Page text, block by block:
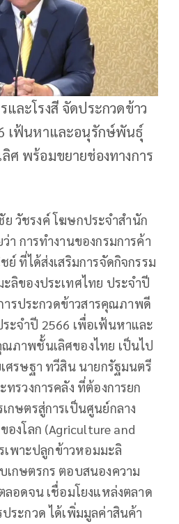
ละโรงสี จัดประกวดข้าว
เฟ้นหาและอนุรักษ์พันธุ์
ศ พร้อมขยายช่องทางการ
ย วัชรงค์ โฆษกประจำสำนัก
า การทำงานของกรมการค้า
ที่ได้ส่งเสริมการจัดกิจกรรม
ลิของประเทศไทย ประจำปี
ารประกวดข้าวสารคุณภาพดี
ะจำปี 2566 เพื่อเฟ้นหาและ
ภาพชั้นเลิศของไทย เป็นไป
ศรษฐา ทวีสิน นายกรัฐมนตรี
ทรวงการคลัง ที่ต้องการยก
กษตรสู่การเป็นศูนย์กลาง
องโลก (Agriculture and
เพาะปลูกข้าวหอมมะลิ
กษตรกร ตอบสนองความ
ลอดจน เชื่อมโยงแหล่งตลาด
ระกวด ได้เพิ่มมูลค่าสินค้า